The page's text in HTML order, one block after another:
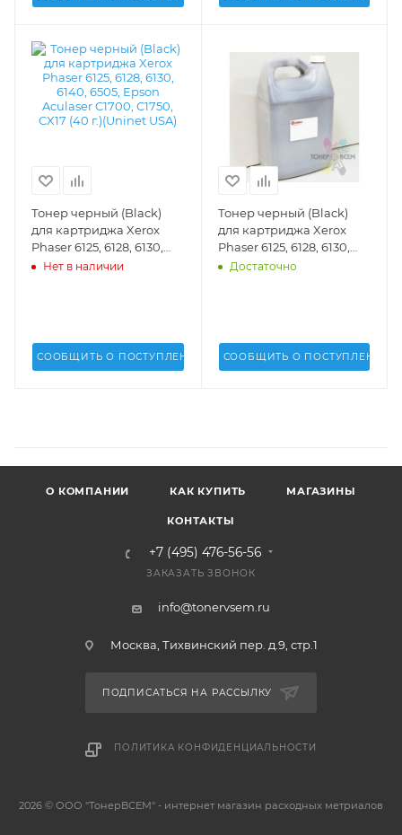
Тонер черный (Black)
для картриджа Xerox
Phaser 6125, 6128, 6130,
6140, 6505, Epson
Нет в наличии
СООБЩИТЬ О ПОСТУПЛЕНИИ
Тонер черный (Black)
для картриджа Xerox
Phaser 6125, 6128, 6130,
6140, 6505, Epson
Достаточно
СООБЩИТЬ О ПОСТУПЛЕНИИ
О КОМПАНИИ КАК КУПИТЬ МАГАЗИНЫ
КОНТАКТЫ
+7 (495) 476-56-56
ЗАКАЗАТЬ ЗВОНОК
info@tonervsem.ru
Москва, Тихвинский пер. д.9, стр.1
ПОДПИСАТЬСЯ НА РАССЫЛКУ
ПОЛИТИКА КОНФИДЕНЦИАЛЬНОСТИ
2026 © ООО "ТонерВСЕМ" - интернет магазин расходных метриалов